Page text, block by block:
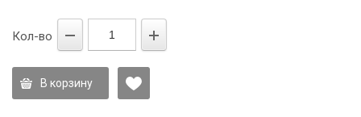
Кол-во
В корзину